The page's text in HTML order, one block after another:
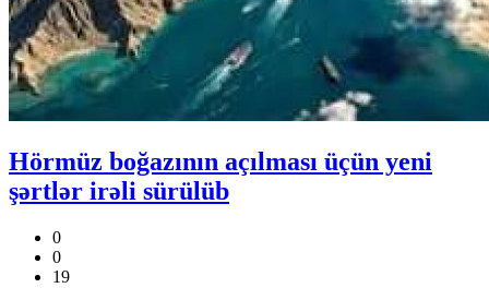
Hörmüz boğazının açılması üçün yeni
şərtlər irəli sürülüb
0
0
19